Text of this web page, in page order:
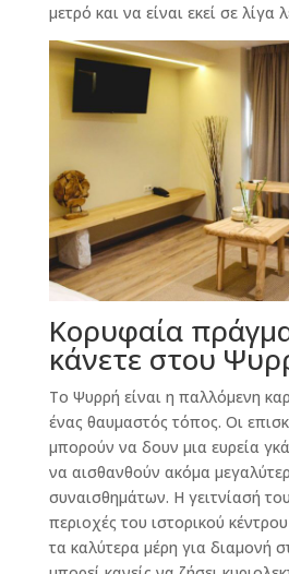
μετρό και να είναι εκεί σε λίγα
Κορυφαία
κάνετε στου
Το Ψυρρή είναι η παλλόμενη
ένας θαυμαστός τόπος. Οι
μπορούν να δουν μια ευρεία
να αισθανθούν ακόμα
συναισθημάτων. Η γειτνίασή
περιοχές του ιστορικού
τα καλύτερα μέρη για διαμονή